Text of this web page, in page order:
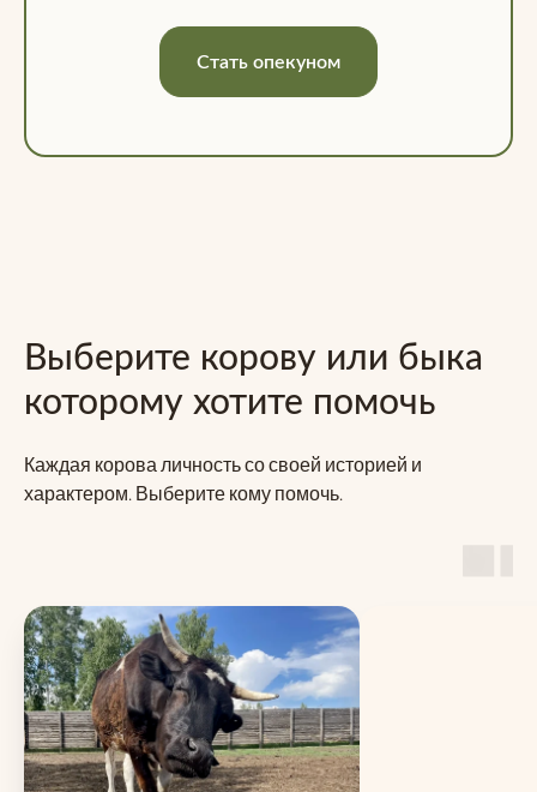
Стать опекуном
Выберите корову или быка
которому хотите помочь
Каждая корова личность со своей историей и
характером. Выберите кому помочь.